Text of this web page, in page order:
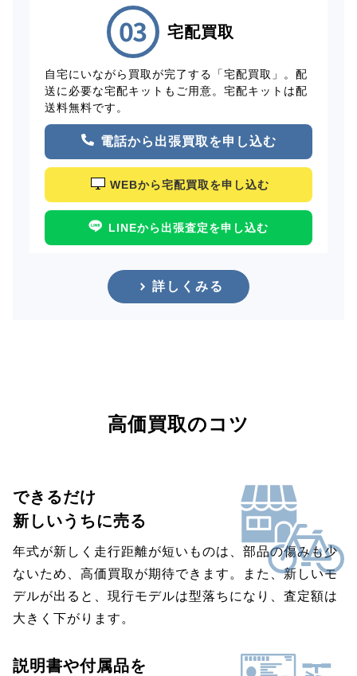
宅配買取
自宅にいながら買取が完了する「宅配買取」。配
送に必要な宅配キットもご用意。宅配キットは配
送料無料です。
電話から出張買取を申し込む
WEBから宅配買取を申し込む
LINEから出張査定を申し込む
詳しくみる
高価買取のコツ
できるだけ
新しいうちに売る
年式が新しく走行距離が短いものは、部品の傷みも少
ないため、高価買取が期待できます。また、新しいモ
デルが出ると、現行モデルは型落ちになり、査定額は
大きく下がります。
説明書や付属品を